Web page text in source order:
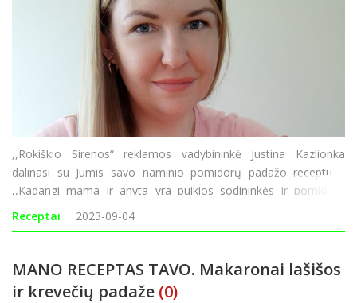
,,Rokiškio Sirenos“ reklamos vadybininkė Justina Kazlionka
dalinasi su Jumis savo naminio pomidorų padažo receptu.
,,Kadangi mama ir anyta yra puikios sodininkės ir pomidorų
šiemet priaugino tiek, kad jų nebėra kur dėti, turėjau pasukti
galvą, ką galėčiau iš j
Receptai 2023-09-04
MANO RECEPTAS TAVO. Makaronai lašišos
ir krevečių padaže (0)